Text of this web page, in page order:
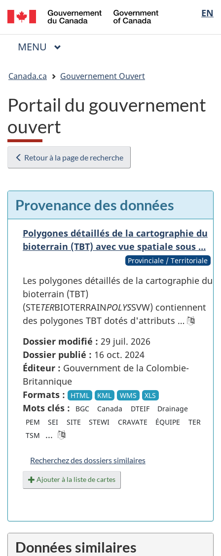
Passer
au
contenu
Passer
à
« Au
Passer
à
la
EN
of
Menu
MENU PRINCIPAL
êtes
ici
Canada.ca Gouvernement Ouvert
Portail du gouvernement
ouvert
Retour à la page de recherche
Provenance des données
Polygones détaillés de la cartographie du
bioterrain (TBT) avec vue spatiale sous …
Provinciale / Territoriale
Les polygones détaillés de la cartographie du
bioterrain (TBT)
(STETERBIOTERRAINPOLYSSVW) contiennent
des polygones TBT dotés d'attributs …
Dossier modifié : 29 juil. 2026
Dossier publié : 16 oct. 2024
Éditeur : Gouvernment de la Colombie-
Britannique
Formats :
HTML KML WMS XLS
Mots clés : BGC Canada DTEIF
Drainage
PEM
SEI SITE STEWI CRAVATE ÉQUIPE
TER
TSM
...
Recherchez des dossiers similaires
Ajouter à la liste de cartes
Données similaires